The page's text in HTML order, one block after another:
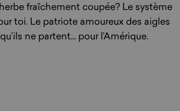
fraîchement coupée? Le système
toi. Le patriote amoureux des aigles
ne partent... pour l’Amérique.